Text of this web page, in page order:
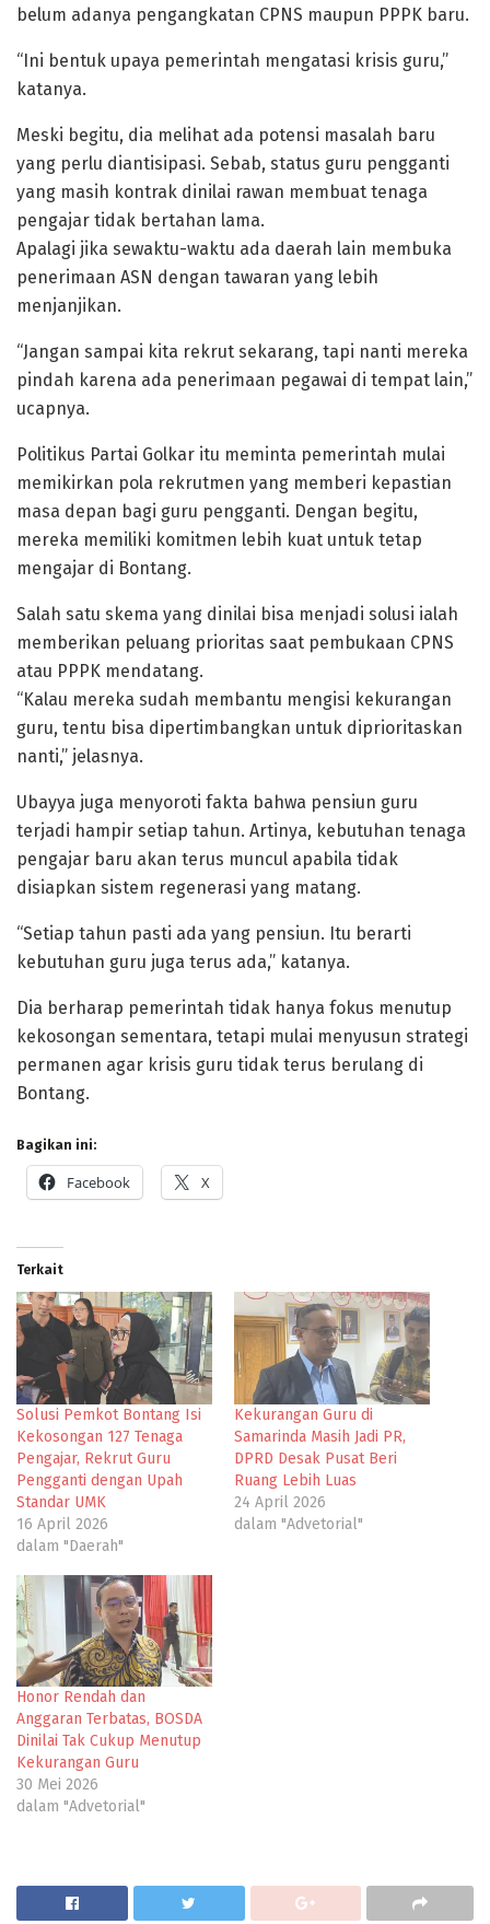
belum adanya pengangkatan CPNS maupun PPPK baru.
“Ini bentuk upaya pemerintah mengatasi krisis guru,”
katanya.
Meski begitu, dia melihat ada potensi masalah baru
yang perlu diantisipasi. Sebab, status guru pengganti
yang masih kontrak dinilai rawan membuat tenaga
pengajar tidak bertahan lama.
Apalagi jika sewaktu-waktu ada daerah lain membuka
penerimaan ASN dengan tawaran yang lebih
menjanjikan.
“Jangan sampai kita rekrut sekarang, tapi nanti mereka
pindah karena ada penerimaan pegawai di tempat lain,”
ucapnya.
Politikus Partai Golkar itu meminta pemerintah mulai
memikirkan pola rekrutmen yang memberi kepastian
masa depan bagi guru pengganti. Dengan begitu,
mereka memiliki komitmen lebih kuat untuk tetap
mengajar di Bontang.
Salah satu skema yang dinilai bisa menjadi solusi ialah
memberikan peluang prioritas saat pembukaan CPNS
atau PPPK mendatang.
“Kalau mereka sudah membantu mengisi kekurangan
guru, tentu bisa dipertimbangkan untuk diprioritaskan
nanti,” jelasnya.
Ubayya juga menyoroti fakta bahwa pensiun guru
terjadi hampir setiap tahun. Artinya, kebutuhan tenaga
pengajar baru akan terus muncul apabila tidak
disiapkan sistem regenerasi yang matang.
“Setiap tahun pasti ada yang pensiun. Itu berarti
kebutuhan guru juga terus ada,” katanya.
Dia berharap pemerintah tidak hanya fokus menutup
kekosongan sementara, tetapi mulai menyusun strategi
permanen agar krisis guru tidak terus berulang di
Bontang.
Bagikan ini:
Facebook X
Terkait
Solusi Pemkot Bontang Isi
Kekosongan 127 Tenaga
Pengajar, Rekrut Guru
Pengganti dengan Upah
Standar UMK
16 April 2026
dalam "Daerah"
Kekurangan Guru di
Samarinda Masih Jadi PR,
DPRD Desak Pusat Beri
Ruang Lebih Luas
24 April 2026
dalam "Advetorial"
Honor Rendah dan
Anggaran Terbatas, BOSDA
Dinilai Tak Cukup Menutup
Kekurangan Guru
30 Mei 2026
dalam "Advetorial"